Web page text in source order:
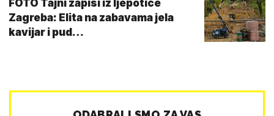
FOTO Tajni zapisi iz ljepotice
Zagreba: Elita na zabavama jela
kavijar i pud…